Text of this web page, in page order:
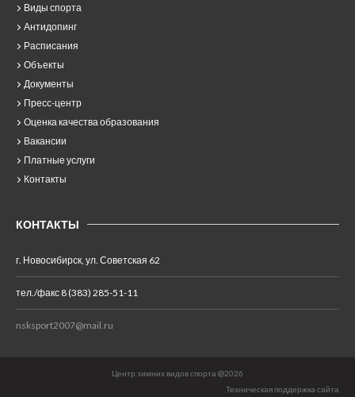
Виды спорта
Антидопинг
Расписания
Объекты
Документы
Пресс-центр
Оценка качества образования
Вакансии
Платные услуги
Контакты
КОНТАКТЫ
г. Новосибирск, ул. Советская 62
тел./факс 8 (383) 285-51-11
nsksport2007@mail.ru
Центр зимних видов спорта @2026
Техническая поддержка сайта